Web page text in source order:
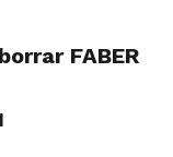
FABER